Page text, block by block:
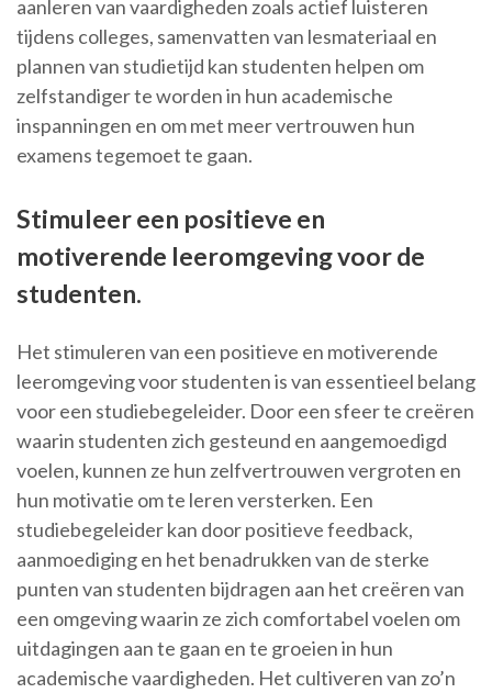
aanleren van vaardigheden zoals actief luisteren
tijdens colleges, samenvatten van lesmateriaal en
plannen van studietijd kan studenten helpen om
zelfstandiger te worden in hun academische
inspanningen en om met meer vertrouwen hun
examens tegemoet te gaan.
Stimuleer een positieve en
motiverende leeromgeving voor de
studenten.
Het stimuleren van een positieve en motiverende
leeromgeving voor studenten is van essentieel belang
voor een studiebegeleider. Door een sfeer te creëren
waarin studenten zich gesteund en aangemoedigd
voelen, kunnen ze hun zelfvertrouwen vergroten en
hun motivatie om te leren versterken. Een
studiebegeleider kan door positieve feedback,
aanmoediging en het benadrukken van de sterke
punten van studenten bijdragen aan het creëren van
een omgeving waarin ze zich comfortabel voelen om
uitdagingen aan te gaan en te groeien in hun
academische vaardigheden. Het cultiveren van zo’n